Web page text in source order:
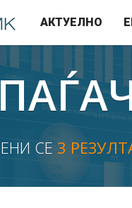
АКТУЕЛНО
СЕ3